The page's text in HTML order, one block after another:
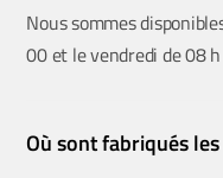
Nous sommes
00 et le vendredi de 08
Où sont fabriqués